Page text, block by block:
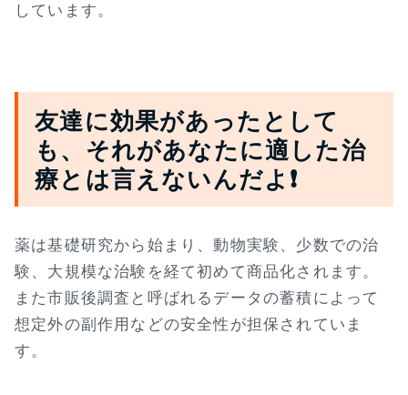
しています。
友達に効果があったとして
も、それがあなたに適した治
療とは言えないんだよ❗
薬は基礎研究から始まり、動物実験、少数での治
験、大規模な治験を経て初めて商品化されます。
また市販後調査と呼ばれるデータの蓄積によって
想定外の副作用などの安全性が担保されていま
す。